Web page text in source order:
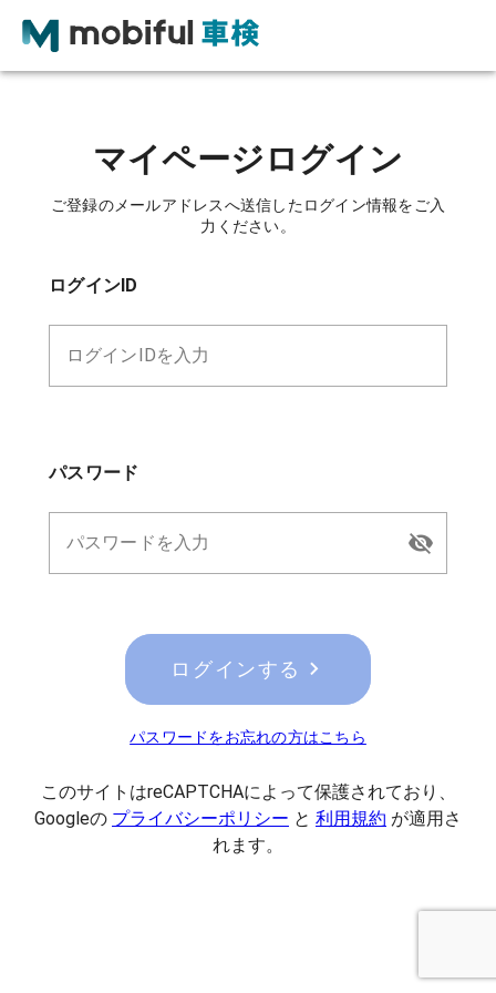
マイページログイン
ご登録のメールアドレスへ送信したログイン情報をご入
力ください。
ログインID
ログインIDを入力
パスワード
パスワードを入力
ログインする
パスワードをお忘れの方はこちら
このサイトはreCAPTCHAによって保護されており、
Googleの プライバシーポリシー と 利用規約 が適用さ
れます。